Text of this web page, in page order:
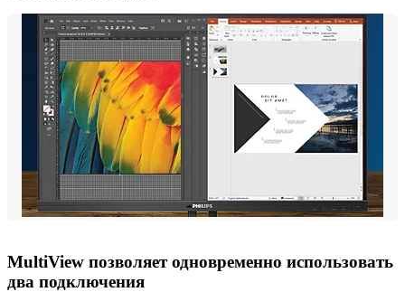
MultiView позволяет одновременно использовать
два подключения